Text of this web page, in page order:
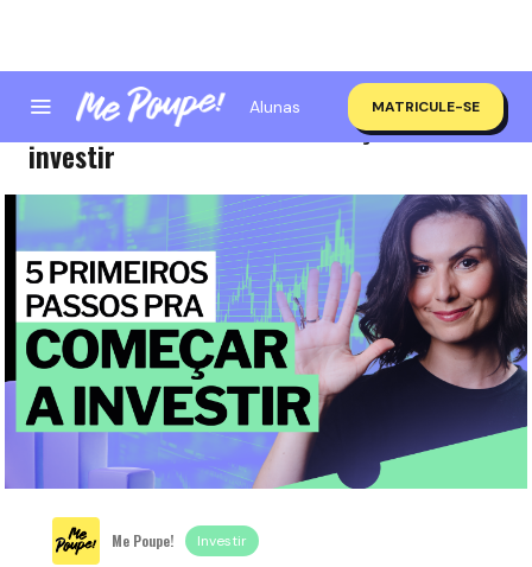
Alunas MATRICULE-SE
5 primeiros passos pra começar a
investir
Me Poupe! Investir